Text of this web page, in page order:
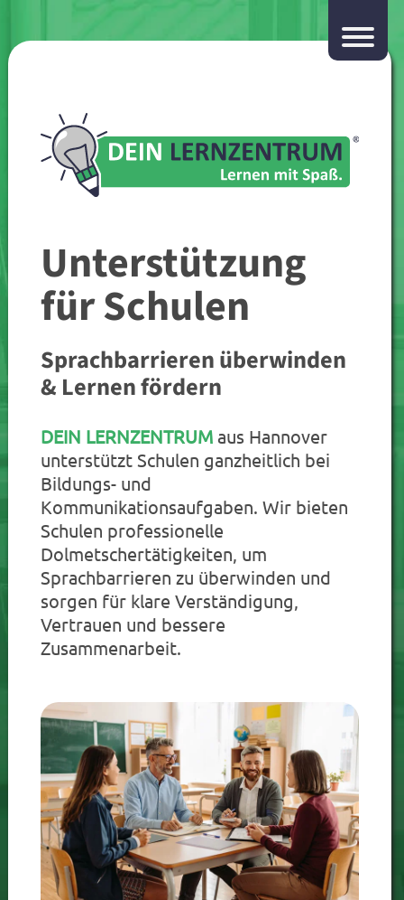
Unterstützung
für Schulen
Sprachbarrieren überwinden
& Lernen fördern
DEIN LERNZENTRUM aus Hannover
unterstützt Schulen ganzheitlich bei
Bildungs- und
Kommunikationsaufgaben. Wir bieten
Schulen professionelle
Dolmetschertätigkeiten, um
Sprachbarrieren zu überwinden und
sorgen für klare Verständigung,
Vertrauen und bessere
Zusammenarbeit.